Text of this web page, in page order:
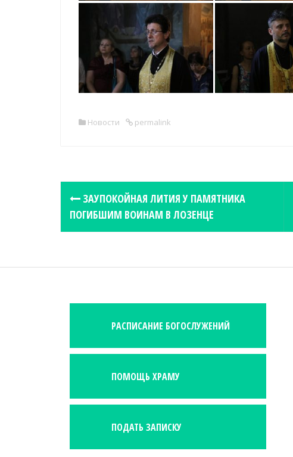
Новости permalink
s
n
ЗАУПОКОЙНАЯ ЛИТИЯ У ПАМЯТНИКА
ПОГИБШИМ ВОИНАМ В ЛОЗЕНЦЕ
РАСПИСАНИЕ БОГОСЛУЖЕНИЙ
ПОМОЩЬ ХРАМУ
ПОДАТЬ ЗАПИСКУ